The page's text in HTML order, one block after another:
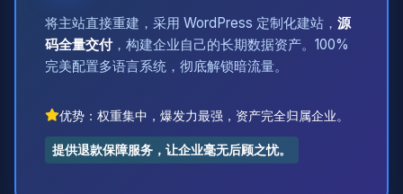
将主站直接重建，采用 WordPress 定制化建站， 源
码全量交付，构建企业自己的长期数据资产。100%
完美配置多语言系统，彻底解锁暗流量。
优势：权重集中，爆发力最强，资产完全归属企业。
提供退款保障服务，让企业毫无后顾之忧。